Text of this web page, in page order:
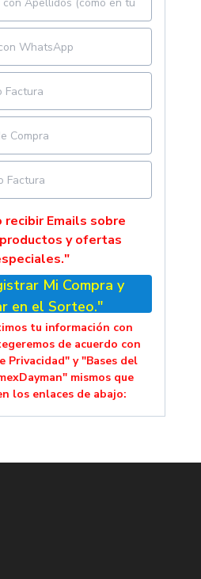
Emails sobre
y ofertas
Mi Compra y
en el Sorteo."
tu información con
de acuerdo con
Privacidad" y "Bases del
mismos que
los enlaces de abajo: